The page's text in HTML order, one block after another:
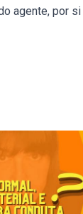
agente, por si